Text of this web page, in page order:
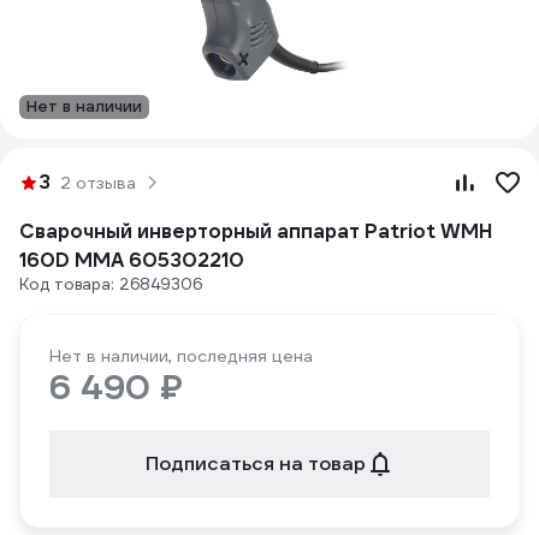
Нет в наличии
3 2 отзыва
Сварочный инверторный аппарат Patriot WMH
160D MMA 605302210
Код товара: 26849306
Нет в наличии, последняя цена
6 490 ₽
Подписаться на товар